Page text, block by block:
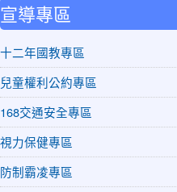
宣導專區
十二年國教專區
兒童權利公約專區
168交通安全專區
視力保健專區
防制霸凌專區